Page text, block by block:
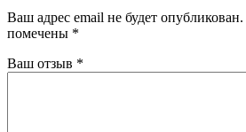
Ваш адрес email не будет опубликован.
помечены *
Ваш отзыв *